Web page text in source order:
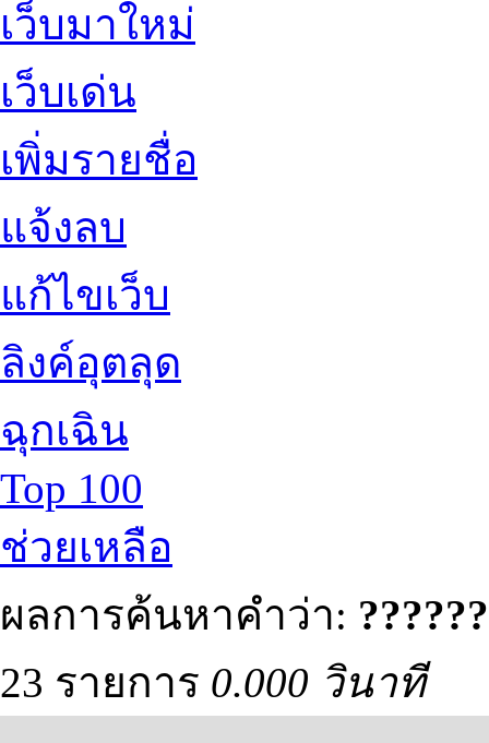
เว็บมาใหม่
เว็บเด่น
เพิ่มรายชื่อ
แจ้งลบ
แก้ไขเว็บ
ลิงค์อุตลุด
ฉุกเฉิน
Top 100
ช่วยเหลือ
ผลการค้นหาคำว่า:
23 รายการ 0.000 วินาที